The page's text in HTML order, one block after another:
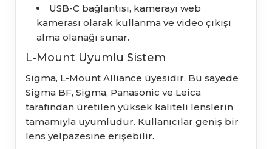
USB-C bağlantısı, kamerayı web
kamerası olarak kullanma ve video çıkışı
alma olanağı sunar.
L-Mount Uyumlu Sistem
Sigma, L-Mount Alliance üyesidir. Bu sayede
Sigma BF, Sigma, Panasonic ve Leica
tarafından üretilen yüksek kaliteli lenslerin
tamamıyla uyumludur. Kullanıcılar geniş bir
lens yelpazesine erişebilir.